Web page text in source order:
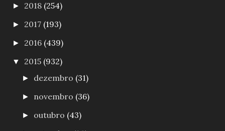
► 2018 (254)
► 2017 (193)
► 2016 (439)
▼ 2015 (932)
► dezembro (31)
► novembro (36)
► outubro (43)